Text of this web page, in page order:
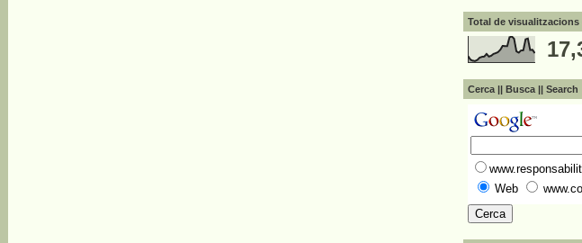
Total de visualitzacions
Cerca || Busca || Search
Web